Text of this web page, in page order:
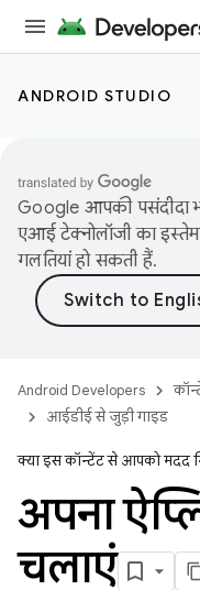
ANDROID STUDIO
Google आपकी पसंदीदा
एआई टेक्नोलॉजी का
गलतियां हो सकती हैं.
Android Developers
आईडीई से जुड़ी गाइड
क्या इस कॉन्टेंट से आपको मदद
अपना
चलाएं